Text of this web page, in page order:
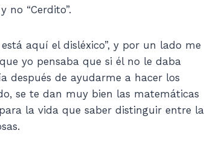
no “Cerdito”.
aquí el disléxico”, y por un lado me
yo pensaba que si él no le daba
después de ayudarme a hacer los
se te dan muy bien las matemáticas
la vida que saber distinguir entre la